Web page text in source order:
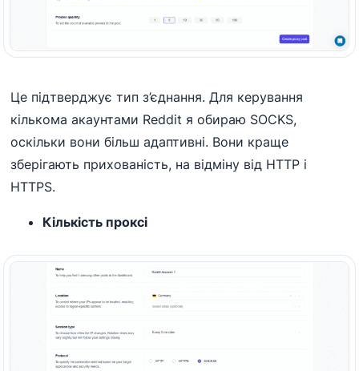
Це підтверджує тип з’єднання. Для керування
кількома акаунтами Reddit я обираю SOCKS,
оскільки вони більш адаптивні. Вони краще
зберігають прихованість, на відміну від HTTP і
HTTPS.
Кількість проксі